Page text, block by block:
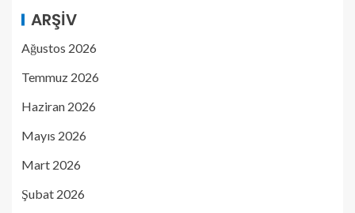
ARŞIV
Ağustos 2026
Temmuz 2026
Haziran 2026
Mayıs 2026
Mart 2026
Şubat 2026